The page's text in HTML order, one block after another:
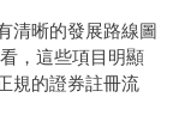
清晰的發展路線圖
，這些項目明顯
規的證券註冊流